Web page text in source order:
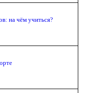
на чём учиться?